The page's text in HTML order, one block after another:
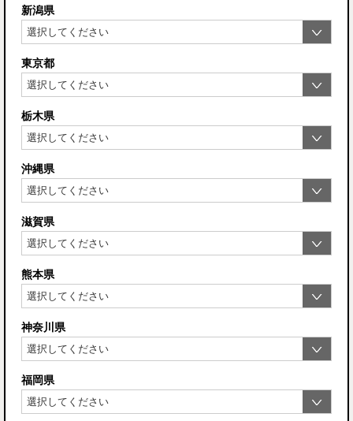
新潟県
東京都
栃木県
沖縄県
滋賀県
熊本県
神奈川県
福岡県